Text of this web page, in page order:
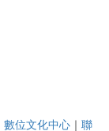
數位文化中心｜ 聯